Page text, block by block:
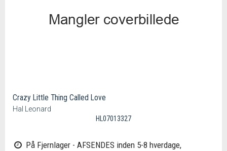
Crazy Little Thing Called Love
Hal Leonard
HL07013327
På Fjernlager - AFSENDES inden 5-8 hverdage,